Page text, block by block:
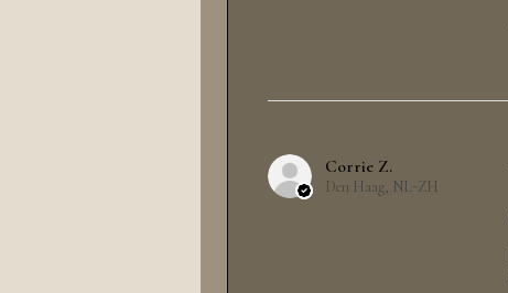
Corrie Z.
Den Haag, NL-ZH